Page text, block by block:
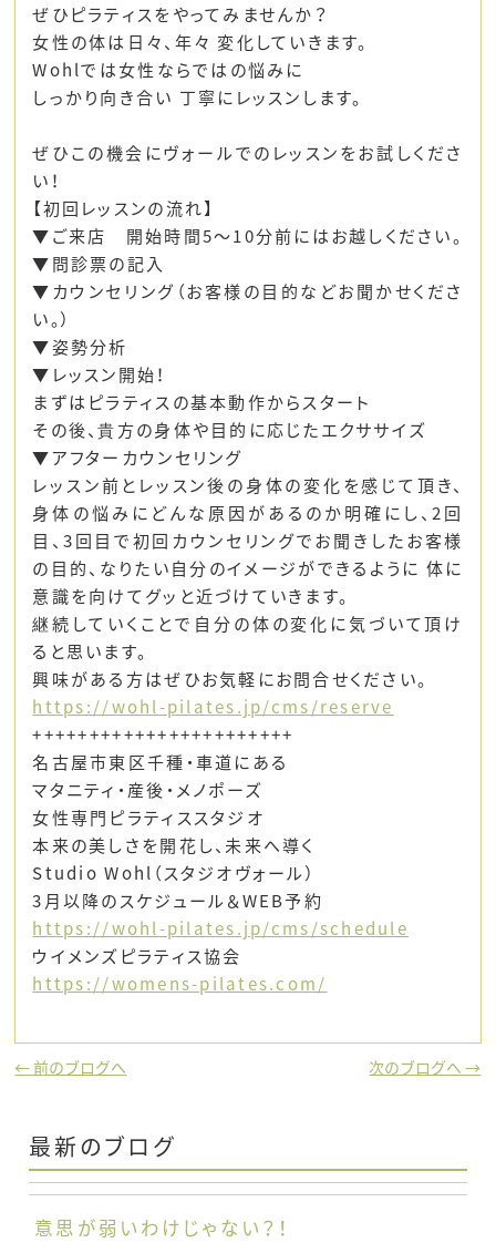
ぜひピラティスをやってみませんか？
女性の体は日々、年々 変化していきます。
Wohlでは女性ならではの悩みに
しっかり向き合い 丁寧にレッスンします。
ぜひこの機会にヴォールでのレッスンをお試しくださ
い！
【初回レッスンの流れ】
▼ご来店 開始時間5～10分前にはお越しください。
▼問診票の記入
▼カウンセリング（お客様の目的などお聞かせくださ
い。）
▼姿勢分析
▼レッスン開始！
まずはピラティスの基本動作からスタート
その後、貴方の身体や目的に応じたエクササイズ
▼アフターカウンセリング
レッスン前とレッスン後の身体の変化を感じて頂き、
身体の悩みにどんな原因があるのか明確にし、2回
目、3回目で初回カウンセリングでお聞きしたお客様
の目的、なりたい自分のイメージができるように 体に
意識を向けてグッと近づけていきます。
継続していくことで自分の体の変化に気づいて頂け
ると思います。
興味がある方はぜひお気軽にお問合せください。
https://wohl-pilates.jp/cms/reserve
+++++++++++++++++++++++
名古屋市東区千種・車道にある
マタニティ・産後・メノポーズ
女性専門ピラティススタジオ
本来の美しさを開花し、未来へ導く
Studio Wohl（スタジオヴォール）
3月以降のスケジュール＆WEB予約
https://wohl-pilates.jp/cms/schedule
ウイメンズピラティス協会
https://womens-pilates.com/
← 前のブログへ 次のブログへ →
最新のブログ
意思が弱いわけじゃない？！